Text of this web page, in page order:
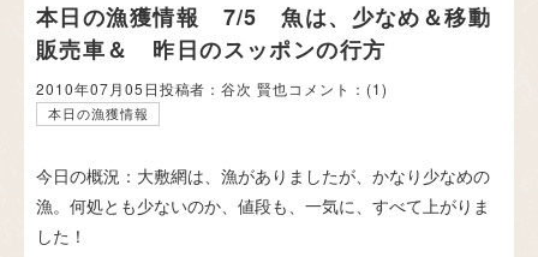
本日の漁獲情報 7/5 魚は、少なめ＆移動
販売車＆ 昨日のスッポンの行方
2010年07月05日投稿者：谷次 賢也コメント： (1)
本日の漁獲情報
今日の概況：大敷網は、漁がありましたが、かなり少なめの
漁。何処とも少ないのか、値段も、一気に、すべて上がりま
した！